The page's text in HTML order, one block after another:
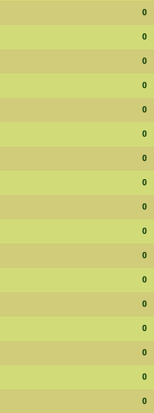
0
0
0
0
0
0
0
0
0
0
0
0
0
0
0
0
0